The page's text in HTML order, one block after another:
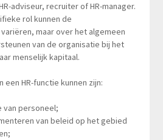
adviseur, recruiter of HR-manager.
rol kunnen de
maar over het algemeen
van de organisatie bij het
menselijk kapitaal.
een HR-functie kunnen zijn:
van personeel;
van beleid op het gebied